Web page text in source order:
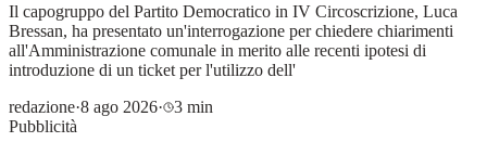
Il capogruppo del Partito Democratico in IV Circoscrizione, Luca
Bressan, ha presentato un'interrogazione per chiedere chiarimenti
all'Amministrazione comunale in merito alle recenti ipotesi di
introduzione di un ticket per l'utilizzo dell'
redazione·8 ago 2026·
3 min
Pubblicità